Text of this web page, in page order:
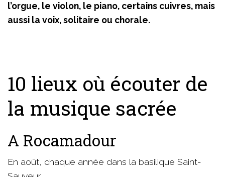
l’orgue, le violon, le piano, certains cuivres, mais
aussi la voix, solitaire ou chorale.
10 lieux où écouter de
la musique sacrée
A Rocamadour
En août, chaque année dans la basilique Saint-